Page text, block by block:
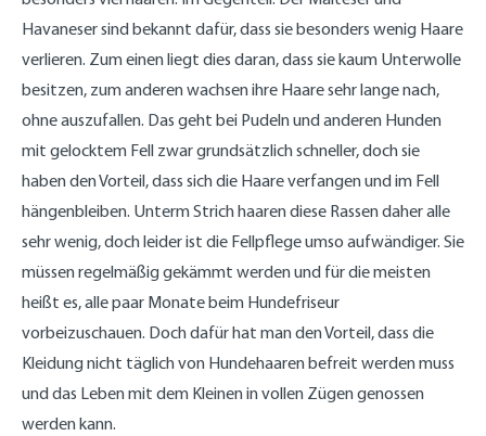
Havaneser sind bekannt dafür, dass sie besonders wenig Haare
verlieren. Zum einen liegt dies daran, dass sie kaum Unterwolle
besitzen, zum anderen wachsen ihre Haare sehr lange nach,
ohne auszufallen. Das geht bei Pudeln und anderen Hunden
mit gelocktem Fell zwar grundsätzlich schneller, doch sie
haben den Vorteil, dass sich die Haare verfangen und im Fell
hängenbleiben. Unterm Strich haaren diese Rassen daher alle
sehr wenig, doch leider ist die Fellpflege umso aufwändiger. Sie
müssen regelmäßig gekämmt werden und für die meisten
heißt es, alle paar Monate beim Hundefriseur
vorbeizuschauen. Doch dafür hat man den Vorteil, dass die
Kleidung nicht täglich von Hundehaaren befreit werden muss
und das Leben mit dem Kleinen in vollen Zügen genossen
werden kann.